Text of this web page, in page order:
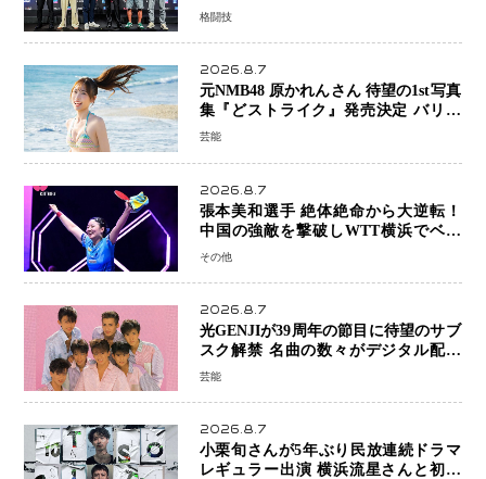
SAMURAI 2」決戦へ万全の準備整う
格闘技
2026.8.7
元NMB48 原かれんさん 待望の1st写真
集『どストライク』発売決定 バリで
魅せる25歳の新境地
芸能
2026.8.7
張本美和選手 絶体絶命から大逆転！
中国の強敵を撃破しWTT横浜でベス
ト8進出
その他
2026.8.7
光GENJIが39周年の節目に待望のサブ
スク解禁 名曲の数々がデジタル配信
へ 40周年へ向け1年間で全作品を順次
芸能
2026.8.7
小栗旬さんが5年ぶり民放連続ドラマ
レギュラー出演 横浜流星さんと初共